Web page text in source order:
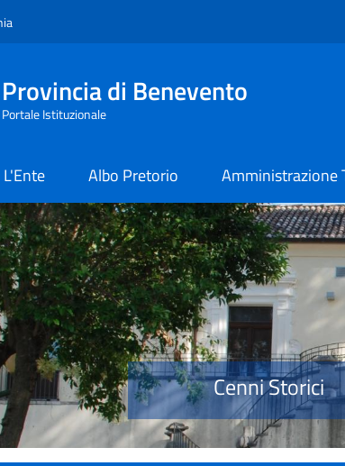
Provincia di Benevento
Portale Istituzionale
L'Ente Albo Pretorio Amministrazione
Benevento
Cenni Storici